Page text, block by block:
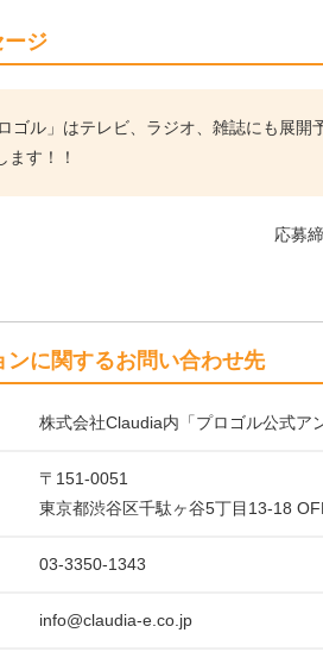
ージ
ゴル」はテレビ、ラジオ、雑誌にも展開
ます！！
応募
ンに関するお問い合わせ先
株式会社Claudia内「プロゴル公式
〒151-0051
東京都渋谷区千駄ヶ谷5丁目13-18
03-3350-1343
info@claudia-e.co.jp